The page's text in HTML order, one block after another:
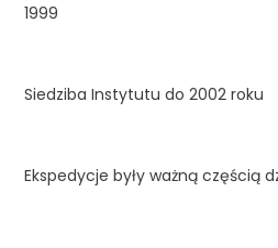
1999
Siedziba Instytutu do 2002 roku
Ekspedycje były ważną częścią